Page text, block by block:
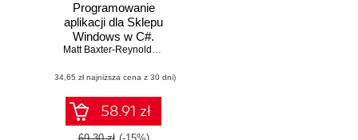
Programowanie
aplikacji dla Sklepu
Windows w C#.
Projektowanie
aplikacji sklepu
Windows przy
użyciu WinRT,
XAML i C#
Matt Baxter-Reynolds
,
(34,65 zł najniższa cena z 30 dni)
58.91 zł